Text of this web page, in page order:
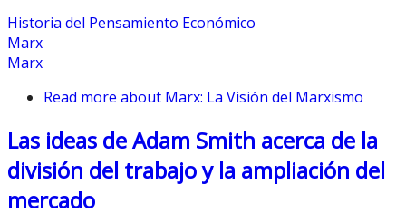
Historia del Pensamiento Económico
Marx
Marx
Read more about Marx: La Visión del Marxismo
Las ideas de Adam Smith acerca de la
división del trabajo y la ampliación del
mercado